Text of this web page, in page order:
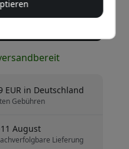
EUR in Deutschland
Gebühren
August
Lieferung